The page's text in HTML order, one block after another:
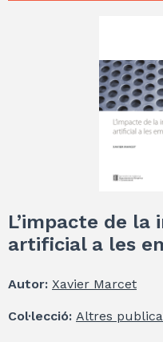
L’impacte de la
artificial a les
Autor: Xavier Marcet
Col·lecció: Altres